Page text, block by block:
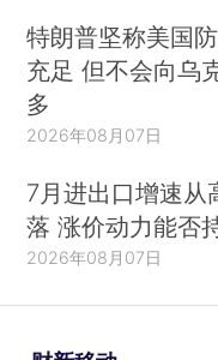
特朗普坚称美国
充足 但不会向乌
多
2026年08月07日
7月进出口增速从
落 涨价动力能否
2026年08月07日